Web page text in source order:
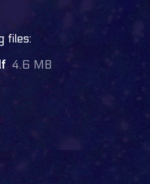
files:
4.6 MB